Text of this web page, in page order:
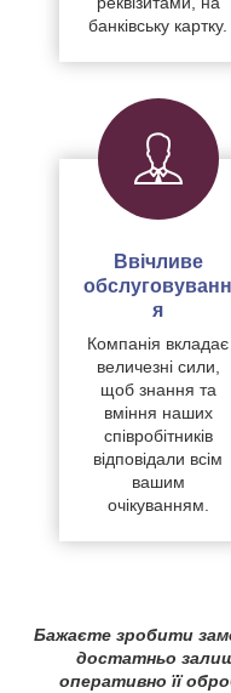
банківську картку.
Ввічливе
обслуговуванн
я
Компанія вкладає
величезні сили,
щоб знання та
вміння наших
співробітників
відповідали всім
вашим
очікуванням.
Бажаєте зробити
достатньо
оперативно її